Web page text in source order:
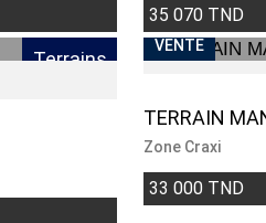
35 070 TND
Terrains
VENTE
TERRAIN
Zone Craxi
33 000 TND